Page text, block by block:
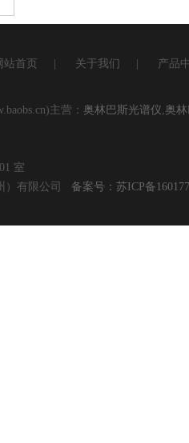
站首页 关于我们 产品
主营： 奥林巴斯光谱仪,奥
室
）有限公司 备案号：苏ICP备